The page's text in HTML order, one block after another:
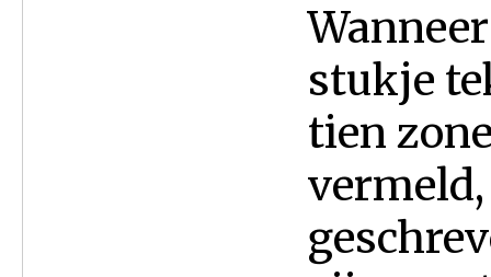
stukje
tien